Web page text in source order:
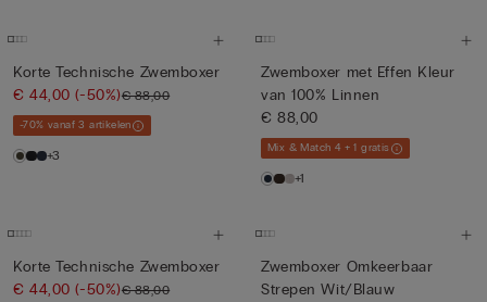
Korte Technische Zwemboxer
€ 44,00(-50%)€ 88,00
-70% vanaf 3 artikelen
+3
Zwemboxer met Effen Kleur
van 100% Linnen
€ 88,00
Mix & Match 4 + 1 gratis
+1
Korte Technische Zwemboxer
€ 44,00(-50%)€ 88,00
Zwemboxer Omkeerbaar
Strepen Wit/Blauw